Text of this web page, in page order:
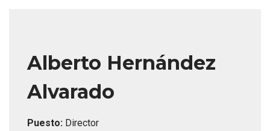
Alberto Hernández
Alvarado
Puesto: Director